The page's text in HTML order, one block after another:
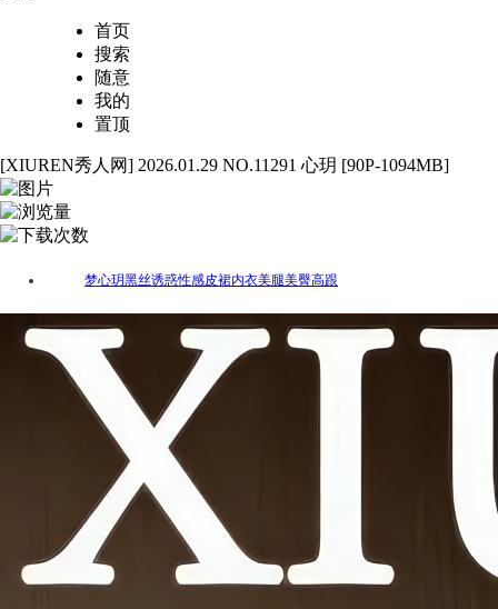
首页
搜索
随意
我的
置顶
[XIUREN秀人网] 2026.01.29 NO.11291 心玥 [90P-1094MB]
梦心玥黑丝诱惑性感皮裙内衣美腿美臀高跟